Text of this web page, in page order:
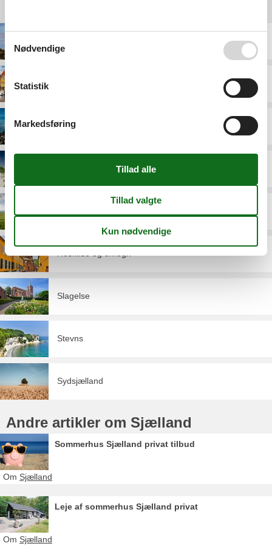
Køge Bugt
Slagelse
Stevns
Sydsjælland
Andre artikler om Sjælland
Sommerhus Sjælland privat tilbud
Om Sjælland
Leje af sommerhus Sjælland privat
Om Sjælland
Nødvendige
Statistik
Markedsføring